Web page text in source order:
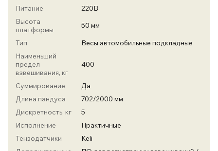
Питание
220В
Высота
платформы
50 мм
Тип
Весы автомобильные подкладные
Наименьший
предел
взвешивания, кг
400
Суммирование
Да
Длина пандуса
702/2000 мм
Дискретность, кг
5
Исполнение
Практичные
Тензодатчики
Keli